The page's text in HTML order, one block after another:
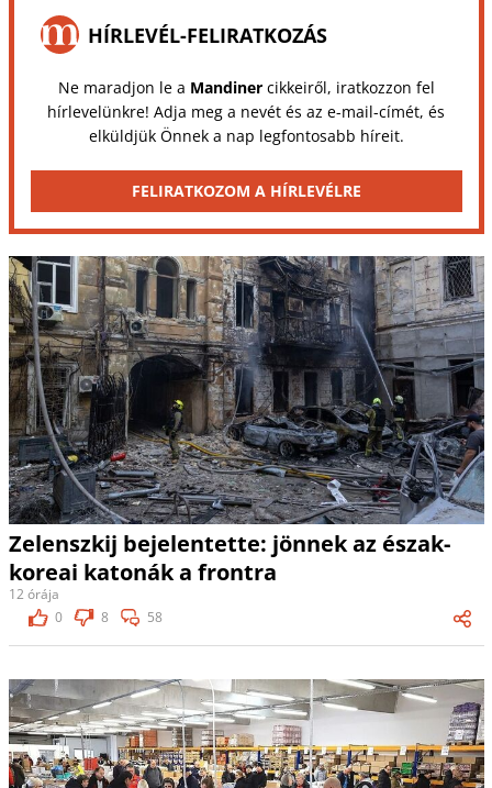
HÍRLEVÉL-FELIRATKOZÁS
Ne maradjon le a Mandinercikkeiről, iratkozzon fel
hírlevelünkre! Adja meg a nevét és az e-mail-címét, és
elküldjük Önnek a nap legfontosabb híreit.
FELIRATKOZOM A HÍRLEVÉLRE
Zelenszkij bejelentette: jönnek az észak-
koreai katonák a frontra
12 órája
0
8 58